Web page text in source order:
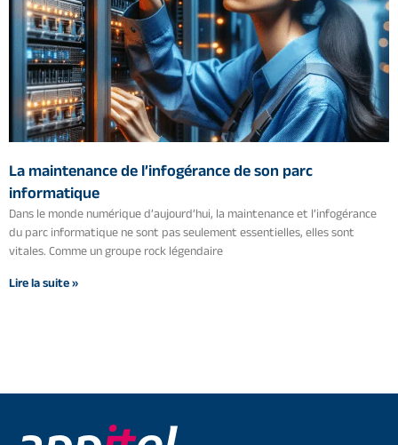
La maintenance de l’infogérance de son parc
informatique
Dans le monde numérique d’aujourd’hui, la maintenance et l’infogérance
du parc informatique ne sont pas seulement essentielles, elles sont
vitales. Comme un groupe rock légendaire
Lire la suite »